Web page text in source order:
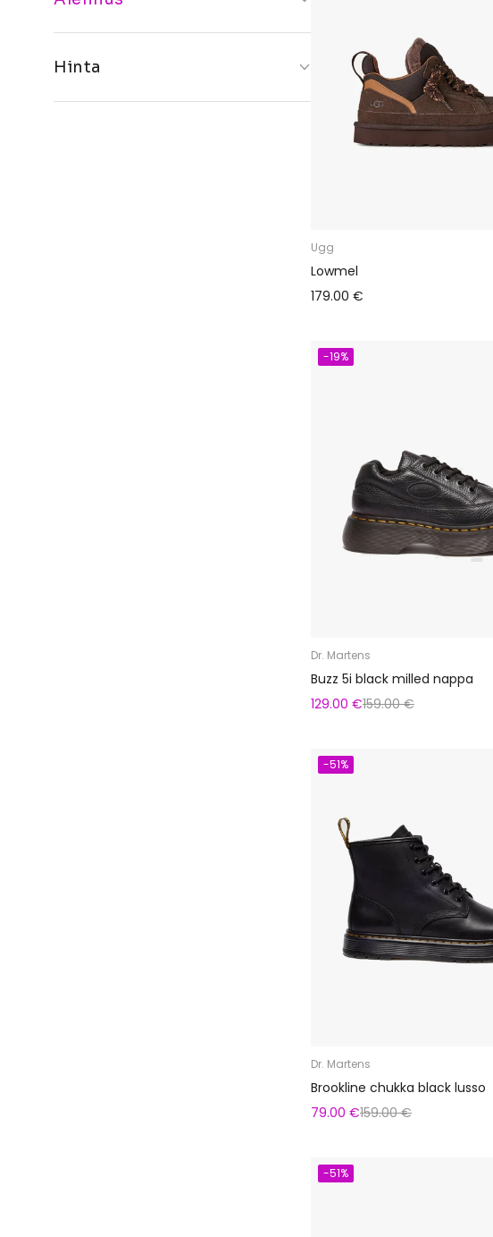
30%+
40%+
Hinta
Ugg
Lowmel
179.00 €
-19%
Dr. Martens
Buzz 5i black milled nappa
129.00 €159.00 €
-51%
Dr. Martens
Brookline chukka black lusso
79.00 €159.00 €
-51%